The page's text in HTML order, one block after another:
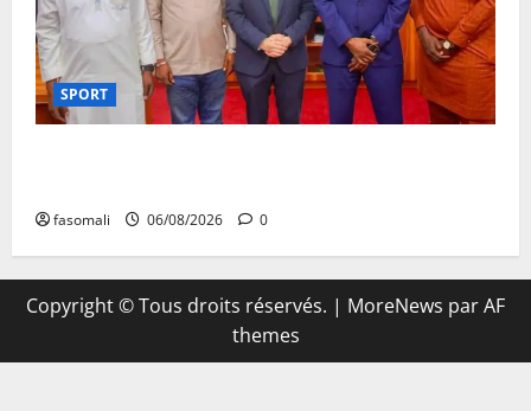
SPORT
fasomali 06/08/2026 0
Copyright © Tous droits réservés. | MoreNews par AF
themes